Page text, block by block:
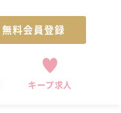
無料会員登録
キープ求人